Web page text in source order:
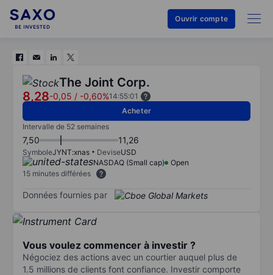
Ouvrir compte
The Joint Corp.
8,28-0,05 / -0,60%14:55:01
Acheter
Intervalle de 52 semaines
7,50 11,26
SymboleJYNT:xnas DeviseUSD
NASDAQ (Small cap)
Open
15 minutes différées
Données fournies par
Vous voulez commencer à investir ?
Négociez des actions avec un courtier auquel plus de
1.5 millions de clients font confiance. Investir comporte